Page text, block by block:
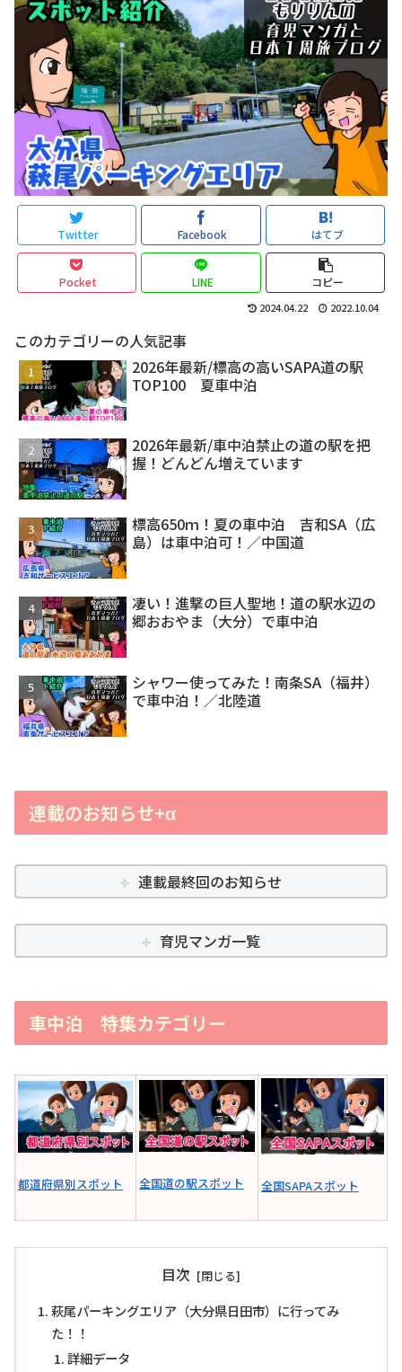
Twitter Facebook はてブ
Pocket LINE コピー
2024.04.22 2022.10.04
このカテゴリーの人気記事
2026年最新/標高の高いSAPA道の駅
TOP100 夏車中泊
2026年最新/車中泊禁止の道の駅を把
握！どんどん増えています
標高650ｍ！夏の車中泊 吉和SA（広
島）は車中泊可！／中国道
凄い！進撃の巨人聖地！道の駅水辺の
郷おおやま（大分）で車中泊
シャワー使ってみた！南条SA（福井）
で車中泊！／北陸道
連載のお知らせ+α
連載最終回のお知らせ
育児マンガ一覧
車中泊 特集カテゴリー
都道府県別スポット 全国道の駅スポット 全国SAPAスポット
目次
萩尾パーキングエリア（大分県日田市）に行ってみ
た！！
詳細データ